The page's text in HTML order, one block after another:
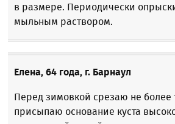
в размере. Периодически
мыльным раствором.
Елена, 64 года, г. Барнаул
Перед зимовкой срезаю не более
присыпаю основание куста